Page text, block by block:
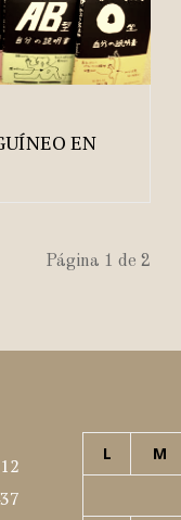
EN
Página 1 de 2
L M